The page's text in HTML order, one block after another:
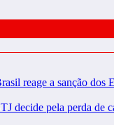
reage a sanção dos
decide pela perda de